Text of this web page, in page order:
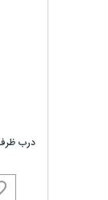
درب ظرف